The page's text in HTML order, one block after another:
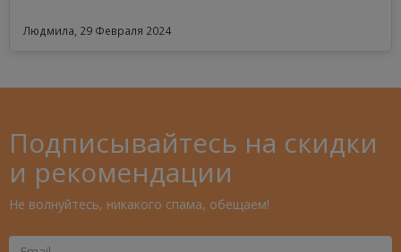
Людмила, 29 Февраля 2024
Подписывайтесь на скидки
и рекомендации
Не волнуйтесь, никакого спама, обещаем!